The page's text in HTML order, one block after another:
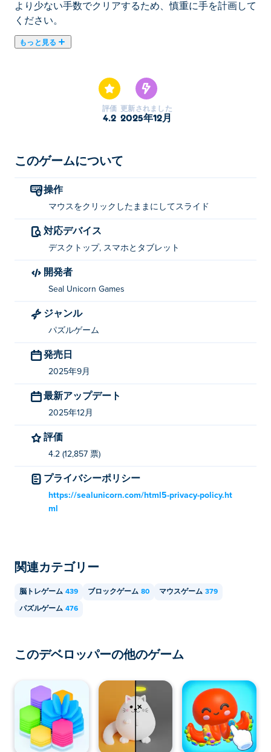
より少ない手数でクリアするため、慎重に手を計画して
ください。
もっと見る
リアしましょう！スライド一つ一つが重要なので、慎重
に動きを計画し、巧妙な仕掛けが散りばめられた難解な
パズルを解きましょう。行き詰まったら、便利なパワー
Blocky Out の遊び方
クリックして押したままスライドします。
Blocky OutはSeal Unicorn Gamesによって開発されまし
：Misland
Dual Cat: MaxそしてRusher Crusher
Blocky Outを無料でプレイするにはどうすれば
いいですか?
Blocky Out は Poki で無料でプレイできます。
プでプレイできますか?
トなどのモバイル デバイスでプレイできます。
評価
4.2
更新されました
2025年12月
このゲームについて
操作
マウスをクリックしたままにしてスライド
対応デバイス
デスクトップ, スマホとタブレット
開発者
Seal Unicorn Games
ジャンル
パズルゲーム
発売日
2025年9月
最新アップデート
2025年12月
評価
4.2 (12,857 票)
プライバシーポリシー
https://sealunicorn.com/html5-privacy-policy.ht
ml
関連カテゴリー
脳トレゲーム 439 ブロックゲーム 80 マウスゲーム 379
パズルゲーム 476
このデベロッパーの他のゲーム